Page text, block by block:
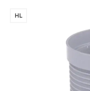
HL